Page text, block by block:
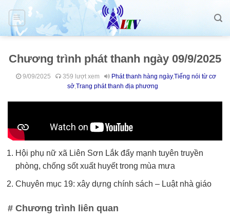
Skip
content
Chương trình phát thanh ngày 09/9/2025
9/09/2025 359 lượt xem Phát thanh hàng ngày,Tiếng nói từ cơ
sở,Trang phát thanh địa phương
Hội phụ nữ xã Liên Sơn Lắk đẩy mạnh tuyên truyền
phòng, chống sốt xuất huyết trong mùa mưa
Chuyên mục 19: xây dựng chính sách – Luật nhà giáo
# Chương trình liên quan